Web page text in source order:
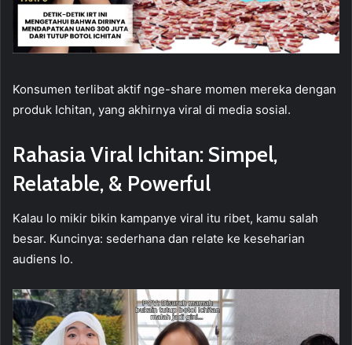
Konsumen terlibat aktif nge-share momen mereka dengan
produk Ichitan, yang akhirnya viral di media sosial.
Rahasia Viral Ichitan: Simpel,
Relatable, & Powerful
Kalau lo mikir bikin kampanye viral itu ribet, kamu salah
besar. Kuncinya: sederhana dan relate ke keseharian
audiens lo.